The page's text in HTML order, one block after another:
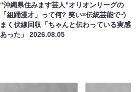
“沖縄県住みます芸人”オリオンリーグの
「組踊漫才」って何? 笑い×伝統芸能でう
まく伏線回収「ちゃんと伝わっている実感
あった」2026.08.05